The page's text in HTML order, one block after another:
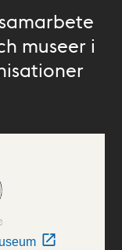
museer i